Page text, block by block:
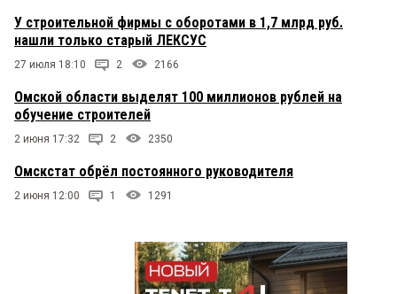
У строительной фирмы с оборотами в 1,7 млрд руб.
нашли только старый ЛЕКСУС
27 июля 18:10 2 2166
Омской области выделят 100 миллионов рублей на
обучение строителей
2 июня 17:32 2 2350
Омскстат обрёл постоянного руководителя
2 июня 12:00 1 1291